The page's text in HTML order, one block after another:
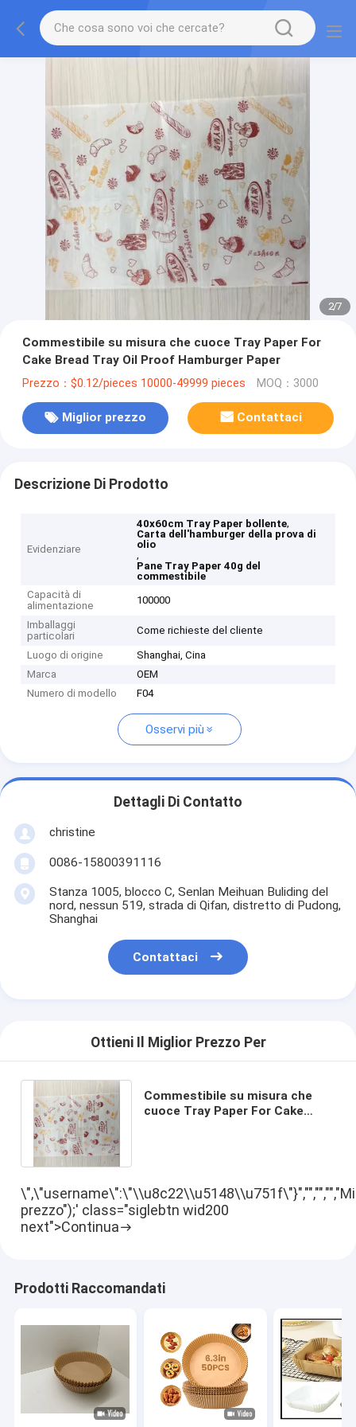
2/7
Commestibile su misura che cuoce Tray Paper For
Cake Bread Tray Oil Proof Hamburger Paper
Prezzo：$0.12/pieces 10000-49999 pieces MOQ：3000
Miglior prezzo Contattaci
Descrizione Di Prodotto
Evidenziare
40x60cm Tray Paper bollente,
Carta dell'hamburger della prova di
olio
,
Pane Tray Paper 40g del
commestibile
Capacità di
alimentazione
100000
Imballaggi
particolari
Come richieste del cliente
Luogo di origine
Shanghai, Cina
Marca
OEM
Numero di modello
F04
Osservi più
Dettagli Di Contatto
christine
0086-15800391116
Stanza 1005, blocco C, Senlan Meihuan Buliding del
nord, nessun 519, strada di Qifan, distretto di Pudong,
Shanghai
Contattaci
Ottieni Il Miglior Prezzo Per
Commestibile su misura che
cuoce Tray Paper For Cake
prezzo");' class="siglebtn wid200
next">Continua
Prodotti Raccomandati